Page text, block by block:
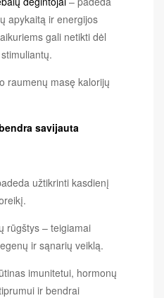
apykaitą ir energijos
gali netikti dėl
raumenų masę kalorijų
savijauta
užtikrinti kasdienį
rūgštys – teigiamai
ir sąnarių veiklą.
imunitetui, hormonų
ir bendrai